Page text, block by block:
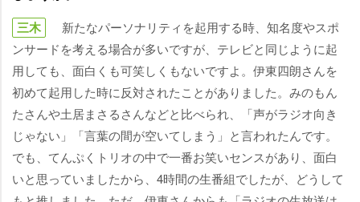
三木
新たなパーソナリティを起用する時、知名度やスポ
ンサードを考える場合が多いですが、テレビと同じように起
用しても、面白くも可笑しくもないですよ。伊東四朗さんを
初めて起用した時に反対されたことがありました。みのもん
たさんや土居まさるさんなどと比べられ、「声がラジオ向き
じゃない」「言葉の間が空いてしまう」と言われたんです。
でも、てんぷくトリオの中で一番お笑いセンスがあり、面白
いと思っていましたから、4時間の生番組でしたが、どうして